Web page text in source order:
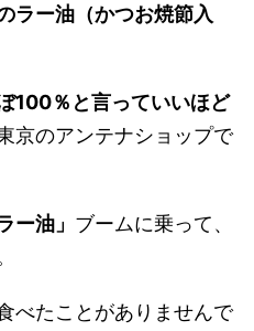
ラー油（かつお焼節入
100％と言っていいほど
京のアンテナショップで
ー油」 ブームに乗って、
べたことがありませんで